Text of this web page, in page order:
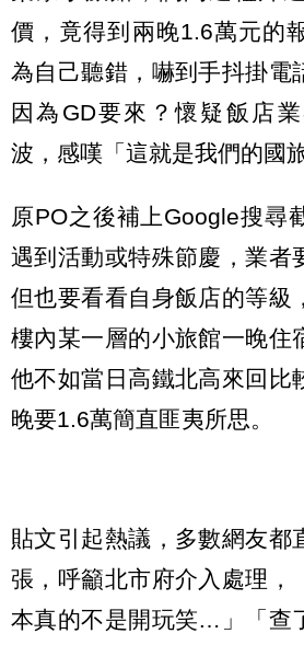
價，竟得到兩晚1.6萬元的
為自己聽錯，嚇到手抖掛電
因為GD要來？懷疑飯店
波，感嘆「這就是我們的國旅
原PO之後補上Google搜尋
遇到活動或特殊節慶，業者
但也要看看自身飯店的等級
樓內某一層的小旅館一晚住
他不如當日高鐵北高來回比
晚要1.6萬簡直匪夷所思。
貼文引起熱議，多數網友都
張，呼籲北市府介入處理，
本真的不是開玩笑…」「查